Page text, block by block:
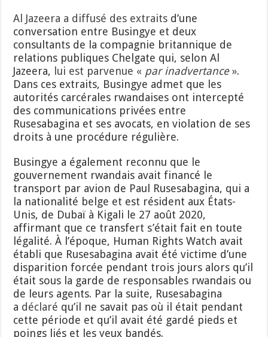
Al Jazeera a diffusé des extraits d’une
conversation entre Busingye et deux
consultants de la compagnie britannique de
relations publiques Chelgate qui, selon Al
Jazeera, lui est parvenue « par inadvertance».
Dans ces extraits, Busingye admet que les
autorités carcérales rwandaises ont intercepté
des communications privées entre
Rusesabagina et ses avocats, en violation de ses
droits à une procédure régulière.
Busingye a également reconnu que le
gouvernement rwandais avait financé le
transport par avion de Paul Rusesabagina, qui a
la nationalité belge et est résident aux États-
Unis, de Dubaï à Kigali le 27 août 2020,
affirmant que ce transfert s’était fait en toute
légalité. À l’époque, Human Rights Watch avait
établi que Rusesabagina avait été victime d’une
disparition forcée pendant trois jours alors qu’il
était sous la garde de responsables rwandais ou
de leurs agents. Par la suite, Rusesabagina
a déclaré qu’il ne savait pas où il était pendant
cette période et qu’il avait été gardé pieds et
poings liés et les yeux bandés.